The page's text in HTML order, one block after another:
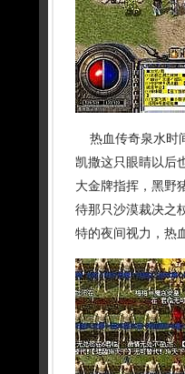
热血传奇泉水时
凯撒这只眼睛以后
大金牌指挥，黑野
待那只沙漠裁决之
特的夜间视力，热